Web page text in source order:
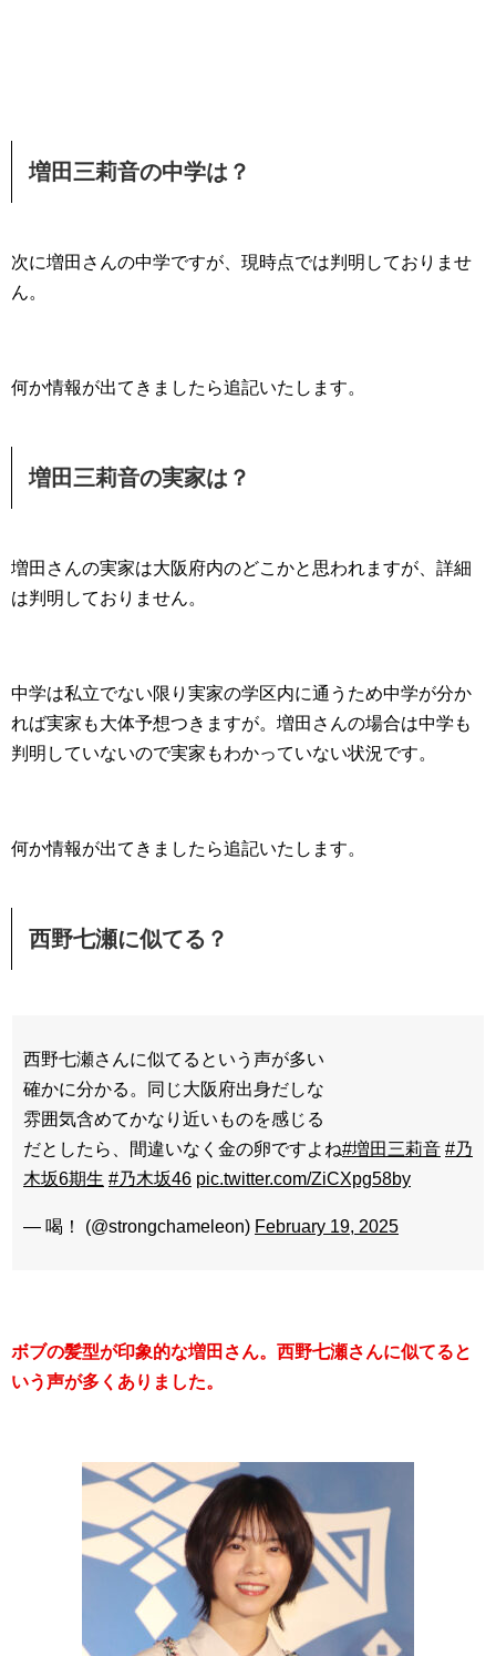
増田三莉音の中学は？
次に増田さんの中学ですが、現時点では判明しておりませ
ん。
何か情報が出てきましたら追記いたします。
増田三莉音の実家は？
増田さんの実家は大阪府内のどこかと思われますが、詳細
は判明しておりません。
中学は私立でない限り実家の学区内に通うため中学が分か
れば実家も大体予想つきますが。増田さんの場合は中学も
判明していないので実家もわかっていない状況です。
何か情報が出てきましたら追記いたします。
西野七瀬に似てる？
西野七瀬さんに似てるという声が多い
確かに分かる。同じ大阪府出身だしな
雰囲気含めてかなり近いものを感じる
だとしたら、間違いなく金の卵ですよね#増田三莉音 #乃
木坂6期生 #乃木坂46 pic.twitter.com/ZiCXpg58by
— 喝！ (@strongchameleon) February 19, 2025
ボブの髪型が印象的な増田さん。西野七瀬さんに似てると
いう声が多くありました。